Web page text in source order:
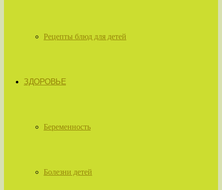
Рецепты блюд для детей
ЗДОРОВЬЕ
Беременность
Болезни детей